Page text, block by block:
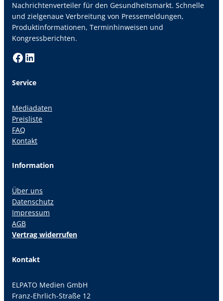
Nachrichtenverteiler für den Gesundheitsmarkt. Schnelle
und zielgenaue Verbreitung von Pressemeldungen,
Produktinformationen, Terminhinweisen und
Kongressberichten.
Facebook LinkedIn
Service
Mediadaten
Preisliste
FAQ
Kontakt
Information
Über uns
Datenschutz
Impressum
AGB
Vertrag widerrufen
Kontakt
ELPATO Medien GmbH
Franz-Ehrlich-Straße 12